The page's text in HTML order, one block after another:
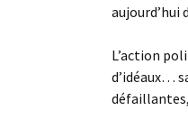
aujourd’hui
L’action
d’idéaux…